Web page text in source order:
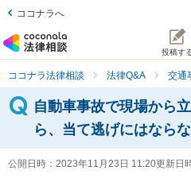
ココナラへ
投稿す
ココナラ法律相談 法律Q&A 交通
自動車事故で現場から
ら、当て逃げにはなら
公開日時： 2023年11月23日 11:20更新日